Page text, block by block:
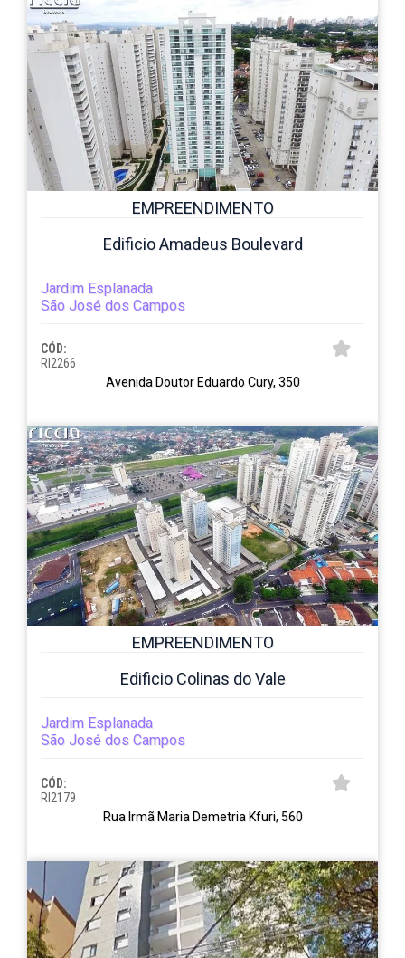
EMPREENDIMENTO
Edificio Amadeus Boulevard
Jardim Esplanada
São José dos Campos
CÓD:
RI2266
Avenida Doutor Eduardo Cury, 350
EMPREENDIMENTO
Edificio Colinas do Vale
Jardim Esplanada
São José dos Campos
CÓD:
RI2179
Rua Irmã Maria Demetria Kfuri, 560